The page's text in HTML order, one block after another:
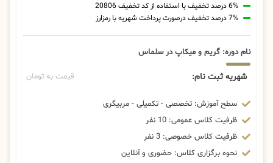
6% درصد تخفیف با استفاده از کد تخفیف 20806
7% درصد تخفیف درصورت پرداخت شهریه با رمزارز
نام دوره: گریم و میکاپ در سلماس
شهریه ثبت نام: قیمت به تومان
سطح آموزش: تخصصی - تکمیلی - مربیگری
ظرفیت کلاس عمومی: 10 نفر
ظرفیت کلاس خصوصی: 3 نفر
نحوه برگزاری کلاس: حضوری و آنلاین